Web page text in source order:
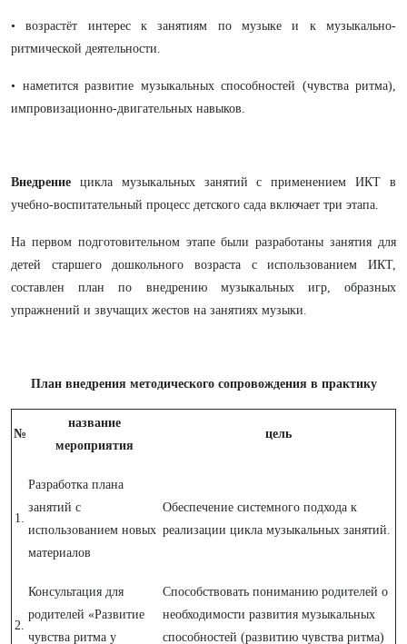
• возрастёт интерес к занятиям по музыке и к музыкально-
ритмической деятельности.
• наметится развитие музыкальных способностей (чувства ритма),
импровизационно-двигательных навыков.
Внедрение цикла музыкальных занятий
с применением ИКТ в
учебно-воспитательный процесс детского сада включает три этапа.
На первом подготовительном этапе были разработаны занятия для
детей старшего дошкольного возраста с использованием ИКТ,
составлен план по внедрению музыкальных игр, образных
упражнений и звучащих жестов на занятиях музыки.
План внедрения методического сопровождения в практику
№
название
мероприятия
цель
1.
Разработка плана
занятий с
использованием новых
материалов
Обеспечение системного подхода к
реализации цикла музыкальных занятий.
2.
Консультация для
родителей «Развитие
чувства ритма у
Способствовать пониманию родителей о
необходимости развития музыкальных
способностей (развитию чувства ритма)